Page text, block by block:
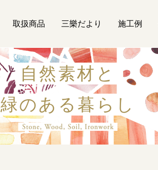
取扱商品 三樂だより 施工例
自然素材と
緑のある暮らし